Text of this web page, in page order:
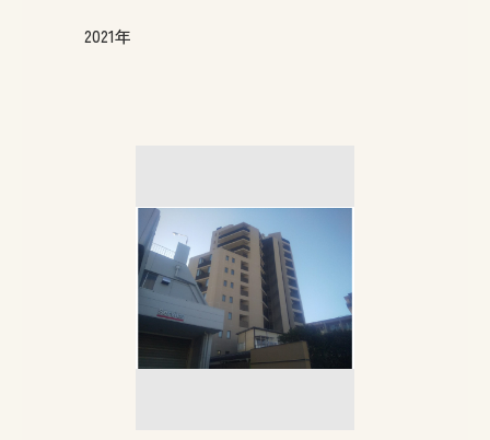
2021年